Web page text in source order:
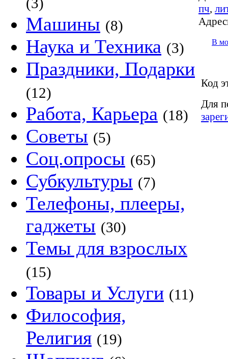
Машины (8)
Наука и Техника (3)
Праздники, Подарки
(12)
Работа, Карьера (18)
Советы (5)
Соц.опросы (65)
Субкультуры (7)
Телефоны, плееры,
гаджеты (30)
Темы для взрослых
(15)
Товары и Услуги (11)
Философия,
Религия (19)
пч,
В
Код
Для